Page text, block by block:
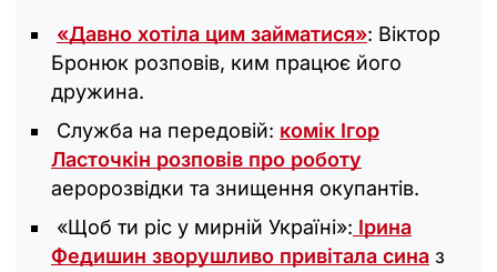
«Давно хотіла цим займатися»: Віктор
Бронюк розповів, ким працює його
дружина.
Служба на передовій: комік Ігор
Ласточкін розповів про роботу
аеророзвідки та знищення окупантів.
«Щоб ти ріс у мирній Україні»: Ірина
Федишин зворушливо привітала сина з